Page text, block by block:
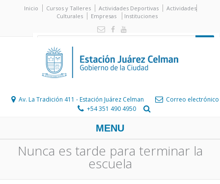
Inicio Cursos y Talleres Actividades Deportivas
Actividades
Culturales
Empresas Instituciones
Av. La Tradición 411 - Estación Juárez Celman
Correo electrónico
+54 351 490 4950
MENU
Nunca es tarde para terminar la
escuela